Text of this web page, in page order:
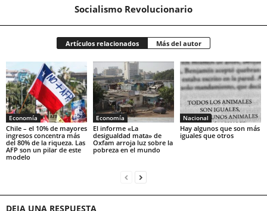
Socialismo Revolucionario
Artículos relacionados Más del autor
Economía
Chile – el 10% de mayores
ingresos concentra más
del 80% de la riqueza. Las
AFP son un pilar de este
modelo
Economía
El informe «La
desigualdad mata» de
Oxfam arroja luz sobre la
pobreza en el mundo
Nacional
Hay algunos que son más
iguales que otros
DEJA UNA RESPUESTA